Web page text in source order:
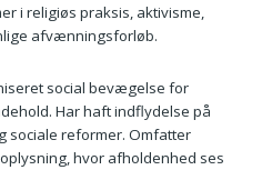
i religiøs praksis, aktivisme,
afvænningsforløb.
social bevægelse for
Har haft indflydelse på
sociale reformer. Omfatter
hvor afholdenhed ses